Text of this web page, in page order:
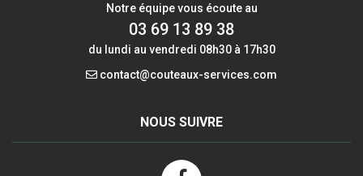
Notre équipe vous écoute au
03 69 13 89 38
du lundi au vendredi 08h30 à 17h30
contact@couteaux-services.com
NOUS SUIVRE